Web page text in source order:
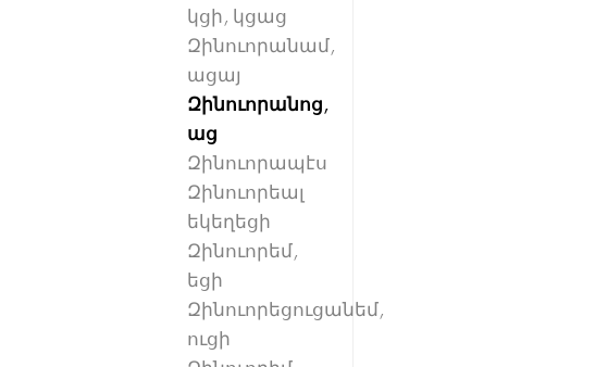
կցի, կցաց
Զինուորանամ,
ացայ
Զինուորանոց,
աց
Զինուորապէս
Զինուորեալ
եկեղեցի
Զինուորեմ,
եցի
Զինուորեցուցանեմ,
ուցի